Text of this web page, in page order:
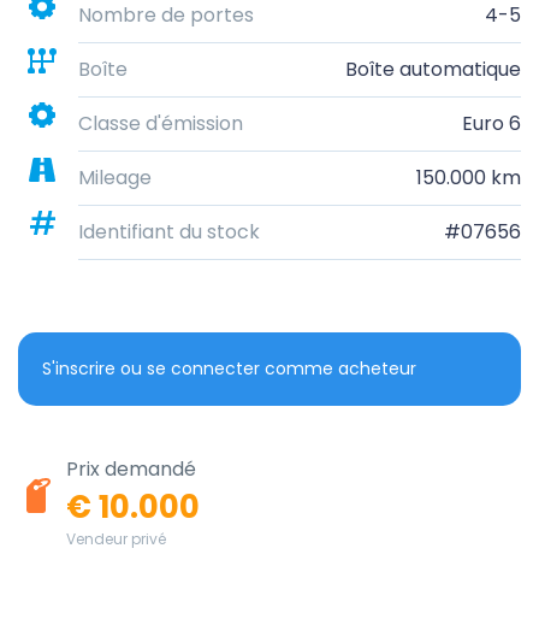
Nombre de portes
4-5
Boîte
Boîte automatique
Classe d'émission
Euro 6
Mileage
150.000 km
Identifiant du stock
#07656
S'inscrire ou se connecter comme acheteur
Prix demandé
€ 10.000
Vendeur privé